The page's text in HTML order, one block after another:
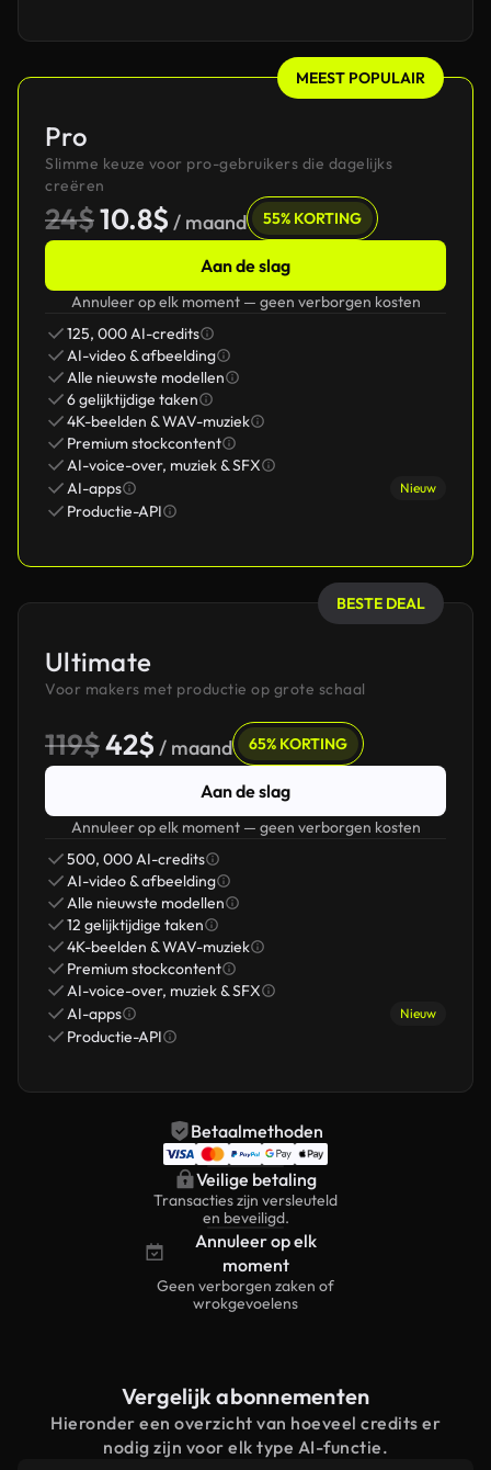
MEEST POPULAIR
Pro
Slimme keuze voor pro-gebruikers die dagelijks
creëren
24$10.8$ / maand 55% KORTING
Aan de slag
Annuleer op elk moment — geen verborgen kosten
125, 000 AI-credits
AI-video & afbeelding
Alle nieuwste modellen
6 gelijktijdige taken
4K-beelden & WAV-muziek
Premium stockcontent
AI-voice-over, muziek & SFX
AI-apps
Nieuw
Productie-API
BESTE DEAL
Ultimate
Voor makers met productie op grote schaal
119$42$ / maand 65% KORTING
Aan de slag
Annuleer op elk moment — geen verborgen kosten
500, 000 AI-credits
AI-video & afbeelding
Alle nieuwste modellen
12 gelijktijdige taken
4K-beelden & WAV-muziek
Premium stockcontent
AI-voice-over, muziek & SFX
AI-apps
Nieuw
Productie-API
Betaalmethoden
Veilige betaling
Transacties zijn versleuteld
en beveiligd.
Annuleer op elk
moment
Geen verborgen zaken of
wrokgevoelens
Vergelijk abonnementen
Hieronder een overzicht van hoeveel credits er
nodig zijn voor elk type AI-functie.